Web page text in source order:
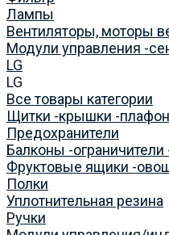
Лампы
Вентиляторы, моторы
Модули управления -
LG
LG
Все товары категории
Щитки -крышки -
Предохранители
Балконы -ограничители
Фруктовые ящики -
Полки
Уплотнительная резина
Ручки